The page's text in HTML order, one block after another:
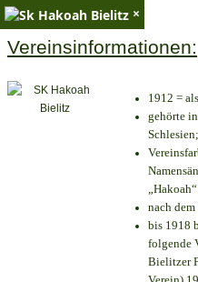
×
Vereinsinformationen:
1912 =
gehörte
Schlesien;
nach
bis 1918
folgende
Bielitzer